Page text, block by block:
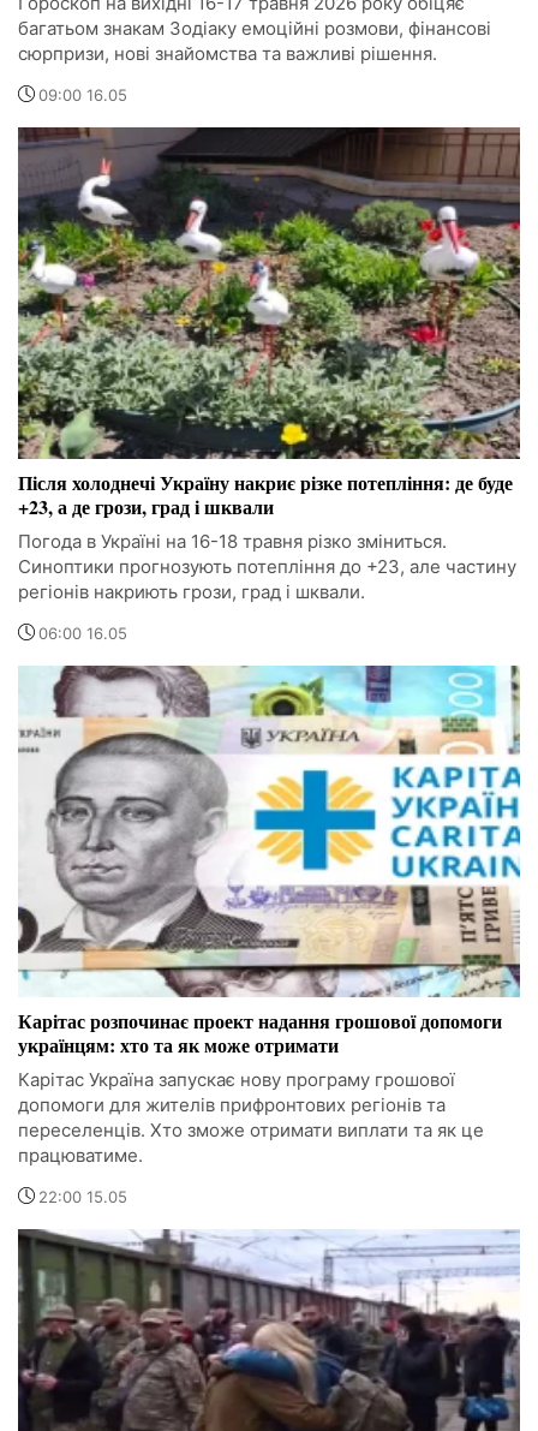
багатьом знакам Зодіаку емоційні розмови, фінансові
сюрпризи, нові знайомства та важливі рішення.
09:00 16.05
Після холоднечі Україну накриє різке потепління: де буде
+23, а де грози, град і шквали
Погода в Україні на 16-18 травня різко зміниться.
Синоптики прогнозують потепління до +23, але частину
регіонів накриють грози, град і шквали.
06:00 16.05
Карітас розпочинає проект надання грошової допомоги
українцям: хто та як може отримати
Карітас Україна запускає нову програму грошової
допомоги для жителів прифронтових регіонів та
переселенців. Хто зможе отримати виплати та як це
працюватиме.
22:00 15.05